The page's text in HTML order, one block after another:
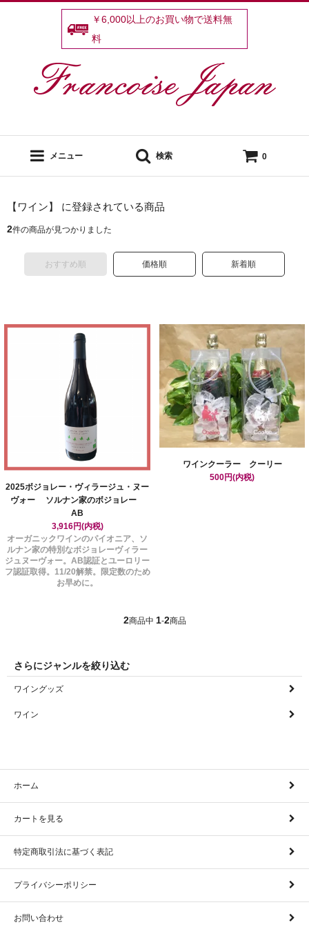
￥6,000以上のお買い物で送料無
料
メニュー 検索 0
【ワイン】 に登録されている商品
2件の商品が見つかりました
おすすめ順 価格順 新着順
2025ボジョレー・ヴィラージュ・ヌー
ヴォー ソルナン家のボジョレー
AB
3,916円(内税)
オーガニックワインのパイオニア、ソ
ルナン家の特別なボジョレーヴィラー
ジュヌーヴォー。AB認証とユーロリー
フ認証取得。11/20解禁。限定数のため
お早めに。
ワインクーラー クーリー
500円(内税)
2商品中 1-2商品
さらにジャンルを絞り込む
ワイングッズ
ワイン
ホーム
カートを見る
特定商取引法に基づく表記
プライバシーポリシー
お問い合わせ